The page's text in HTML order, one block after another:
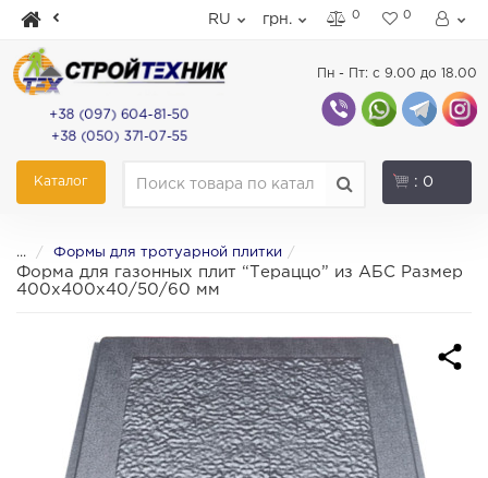
RU грн. 0 0
+38 (097) 604-81-50
+38 (050) 371-07-55
Пн - Пт: с 9.00 до 18.00
Каталог : 0
... Формы для тротуарной плитки
Форма для газонных плит “Тераццо” из АБС Размер
400х400х40/50/60 мм